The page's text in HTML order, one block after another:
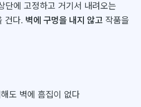
단에 고정하고 거기서 내려오는
건다. 벽에 구멍을 내지 않고 작품을
도 벽에 흠집이 없다